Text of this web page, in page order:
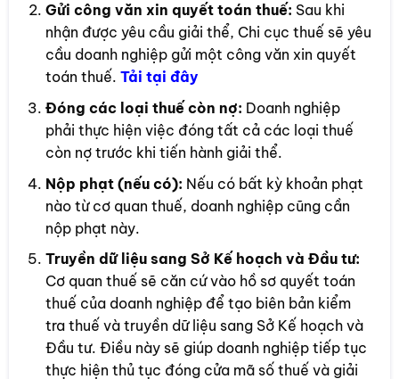
Gửi công văn xin quyết toán thuế: Sau khi
nhận được yêu cầu giải thể, Chi cục thuế sẽ yêu
cầu doanh nghiệp gửi một công văn xin quyết
toán thuế. Tải tại đây
Đóng các loại thuế còn nợ: Doanh nghiệp
phải thực hiện việc đóng tất cả các loại thuế
còn nợ trước khi tiến hành giải thể.
Nộp phạt (nếu có): Nếu có bất kỳ khoản phạt
nào từ cơ quan thuế, doanh nghiệp cũng cần
nộp phạt này.
Truyền dữ liệu sang Sở Kế hoạch và Đầu tư:
Cơ quan thuế sẽ căn cứ vào hồ sơ quyết toán
thuế của doanh nghiệp để tạo biên bản kiểm
tra thuế và truyền dữ liệu sang Sở Kế hoạch và
Đầu tư. Điều này sẽ giúp doanh nghiệp tiếp tục
thực hiện thủ tục đóng cửa mã số thuế và giải